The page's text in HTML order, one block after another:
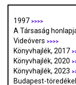
1997 >>>>
A Társaság
Videóvers >>>>
Könyvhajlék, 2017
Könyvhajlék, 2020
Könyvhajlék, 2023
Budapest-